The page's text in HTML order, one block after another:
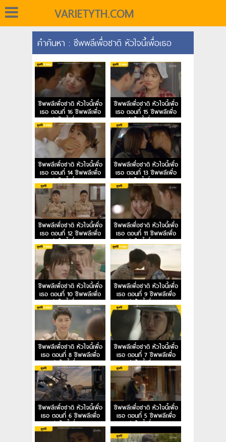
VARIETYTH.COM
คำค้นหา : ชีพพลีเพื่อชาติ หัวใจนี้เพื่อเธอ
ชีพพลีเพื่อชาติ หัวใจนี้เพื่อ
เธอ ตอนที่ 16 ชีพพลีเพื่อ
ชาติ หัวใจนี้เพื่อเธอ EP.16
ชีพพลีเพื่อชาติ หัวใจนี้เพื่อ
เธอ ตอนที่ 15 ชีพพลีเพื่อ
ชาติ หัวใจนี้เพื่อเธอ EP.15
ชีพพลีเพื่อชาติ หัวใจนี้เพื่อ
เธอ ตอนที่ 14 ชีพพลีเพื่อ
ชาติ หัวใจนี้เพื่อเธอ EP.14
ชีพพลีเพื่อชาติ หัวใจนี้เพื่อ
เธอ ตอนที่ 13 ชีพพลีเพื่อ
ชาติ หัวใจนี้เพื่อเธอ EP.13
ชีพพลีเพื่อชาติ หัวใจนี้เพื่อ
เธอ ตอนที่ 12 ชีพพลีเพื่อ
ชาติ หัวใจนี้เพื่อเธอ EP.12
ชีพพลีเพื่อชาติ หัวใจนี้เพื่อ
เธอ ตอนที่ 11 ชีพพลีเพื่อ
ชาติ หัวใจนี้เพื่อเธอ EP.11
ชีพพลีเพื่อชาติ หัวใจนี้เพื่อ
เธอ ตอนที่ 10 ชีพพลีเพื่อ
ชาติ หัวใจนี้เพื่อเธอ EP.10
ชีพพลีเพื่อชาติ หัวใจนี้เพื่อ
เธอ ตอนที่ 9 ชีพพลีเพื่อ
ชาติ หัวใจนี้เพื่อเธอ EP.9
ชีพพลีเพื่อชาติ หัวใจนี้เพื่อ
เธอ ตอนที่ 8 ชีพพลีเพื่อ
ชาติ หัวใจนี้เพื่อเธอ EP.8
ชีพพลีเพื่อชาติ หัวใจนี้เพื่อ
เธอ ตอนที่ 7 ชีพพลีเพื่อ
ชาติ หัวใจนี้เพื่อเธอ EP.7
ชีพพลีเพื่อชาติ หัวใจนี้เพื่อ
เธอ ตอนที่ 6 ชีพพลีเพื่อ
ชาติ หัวใจนี้เพื่อเธอ EP.6
ชีพพลีเพื่อชาติ หัวใจนี้เพื่อ
เธอ ตอนที่ 5 ชีพพลีเพื่อ
ชาติ หัวใจนี้เพื่อเธอ EP.5